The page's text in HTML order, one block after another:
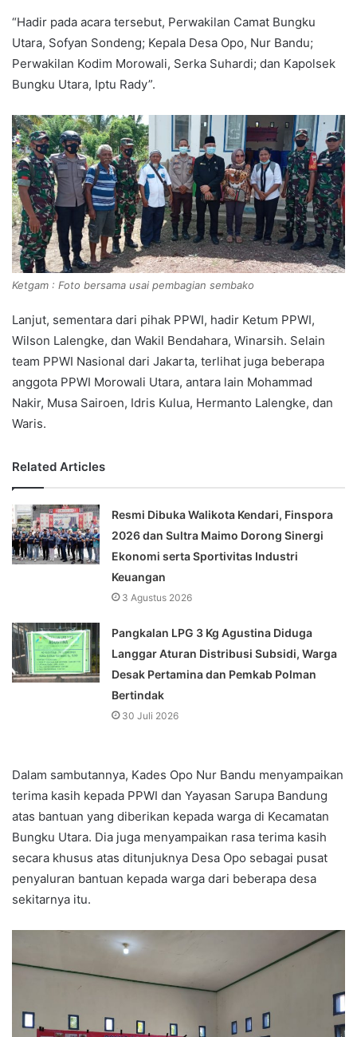
“Hadir pada acara tersebut, Perwakilan Camat Bungku
Utara, Sofyan Sondeng; Kepala Desa Opo, Nur Bandu;
Perwakilan Kodim Morowali, Serka Suhardi; dan Kapolsek
Bungku Utara, Iptu Rady”.
Ketgam : Foto bersama usai pembagian sembako
Lanjut, sementara dari pihak PPWI, hadir Ketum PPWI,
Wilson Lalengke, dan Wakil Bendahara, Winarsih. Selain
team PPWI Nasional dari Jakarta, terlihat juga beberapa
anggota PPWI Morowali Utara, antara lain Mohammad
Nakir, Musa Sairoen, Idris Kulua, Hermanto Lalengke, dan
Waris.
Related Articles
Resmi Dibuka Walikota Kendari, Finspora
2026 dan Sultra Maimo Dorong Sinergi
Ekonomi serta Sportivitas Industri
Keuangan
3 Agustus 2026
Pangkalan LPG 3 Kg Agustina Diduga
Langgar Aturan Distribusi Subsidi, Warga
Desak Pertamina dan Pemkab Polman
Bertindak
30 Juli 2026
Dalam sambutannya, Kades Opo Nur Bandu menyampaikan
terima kasih kepada PPWI dan Yayasan Sarupa Bandung
atas bantuan yang diberikan kepada warga di Kecamatan
Bungku Utara. Dia juga menyampaikan rasa terima kasih
secara khusus atas ditunjuknya Desa Opo sebagai pusat
penyaluran bantuan kepada warga dari beberapa desa
sekitarnya itu.